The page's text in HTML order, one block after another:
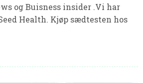
og Buisness insider .Vi har
Health. Kjøp sædtesten hos